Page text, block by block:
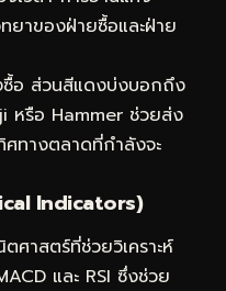
ยาของฝ่ายซื้อและฝ่าย
ซื้อ ส่วนสีแดงบ่งบอกถึง
หรือ Hammer ช่วยส่ง
างตลาดที่กำลังจะ
Indicators)
าสตร์ที่ช่วยวิเคราะห์
และ RSI ซึ่งช่วย